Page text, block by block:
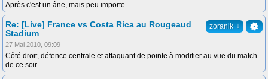
Après c'est un âne, mais peu importe.
zoranik ↓
Re: [Live] France vs Costa Rica au Rougeaud
Stadium
27 Mai 2010, 09:09
Côté droit, défence centrale et attaquant de pointe à modifier au vue du match
de ce soir